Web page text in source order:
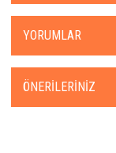
YORUMLAR
ÖNERILERINIZ